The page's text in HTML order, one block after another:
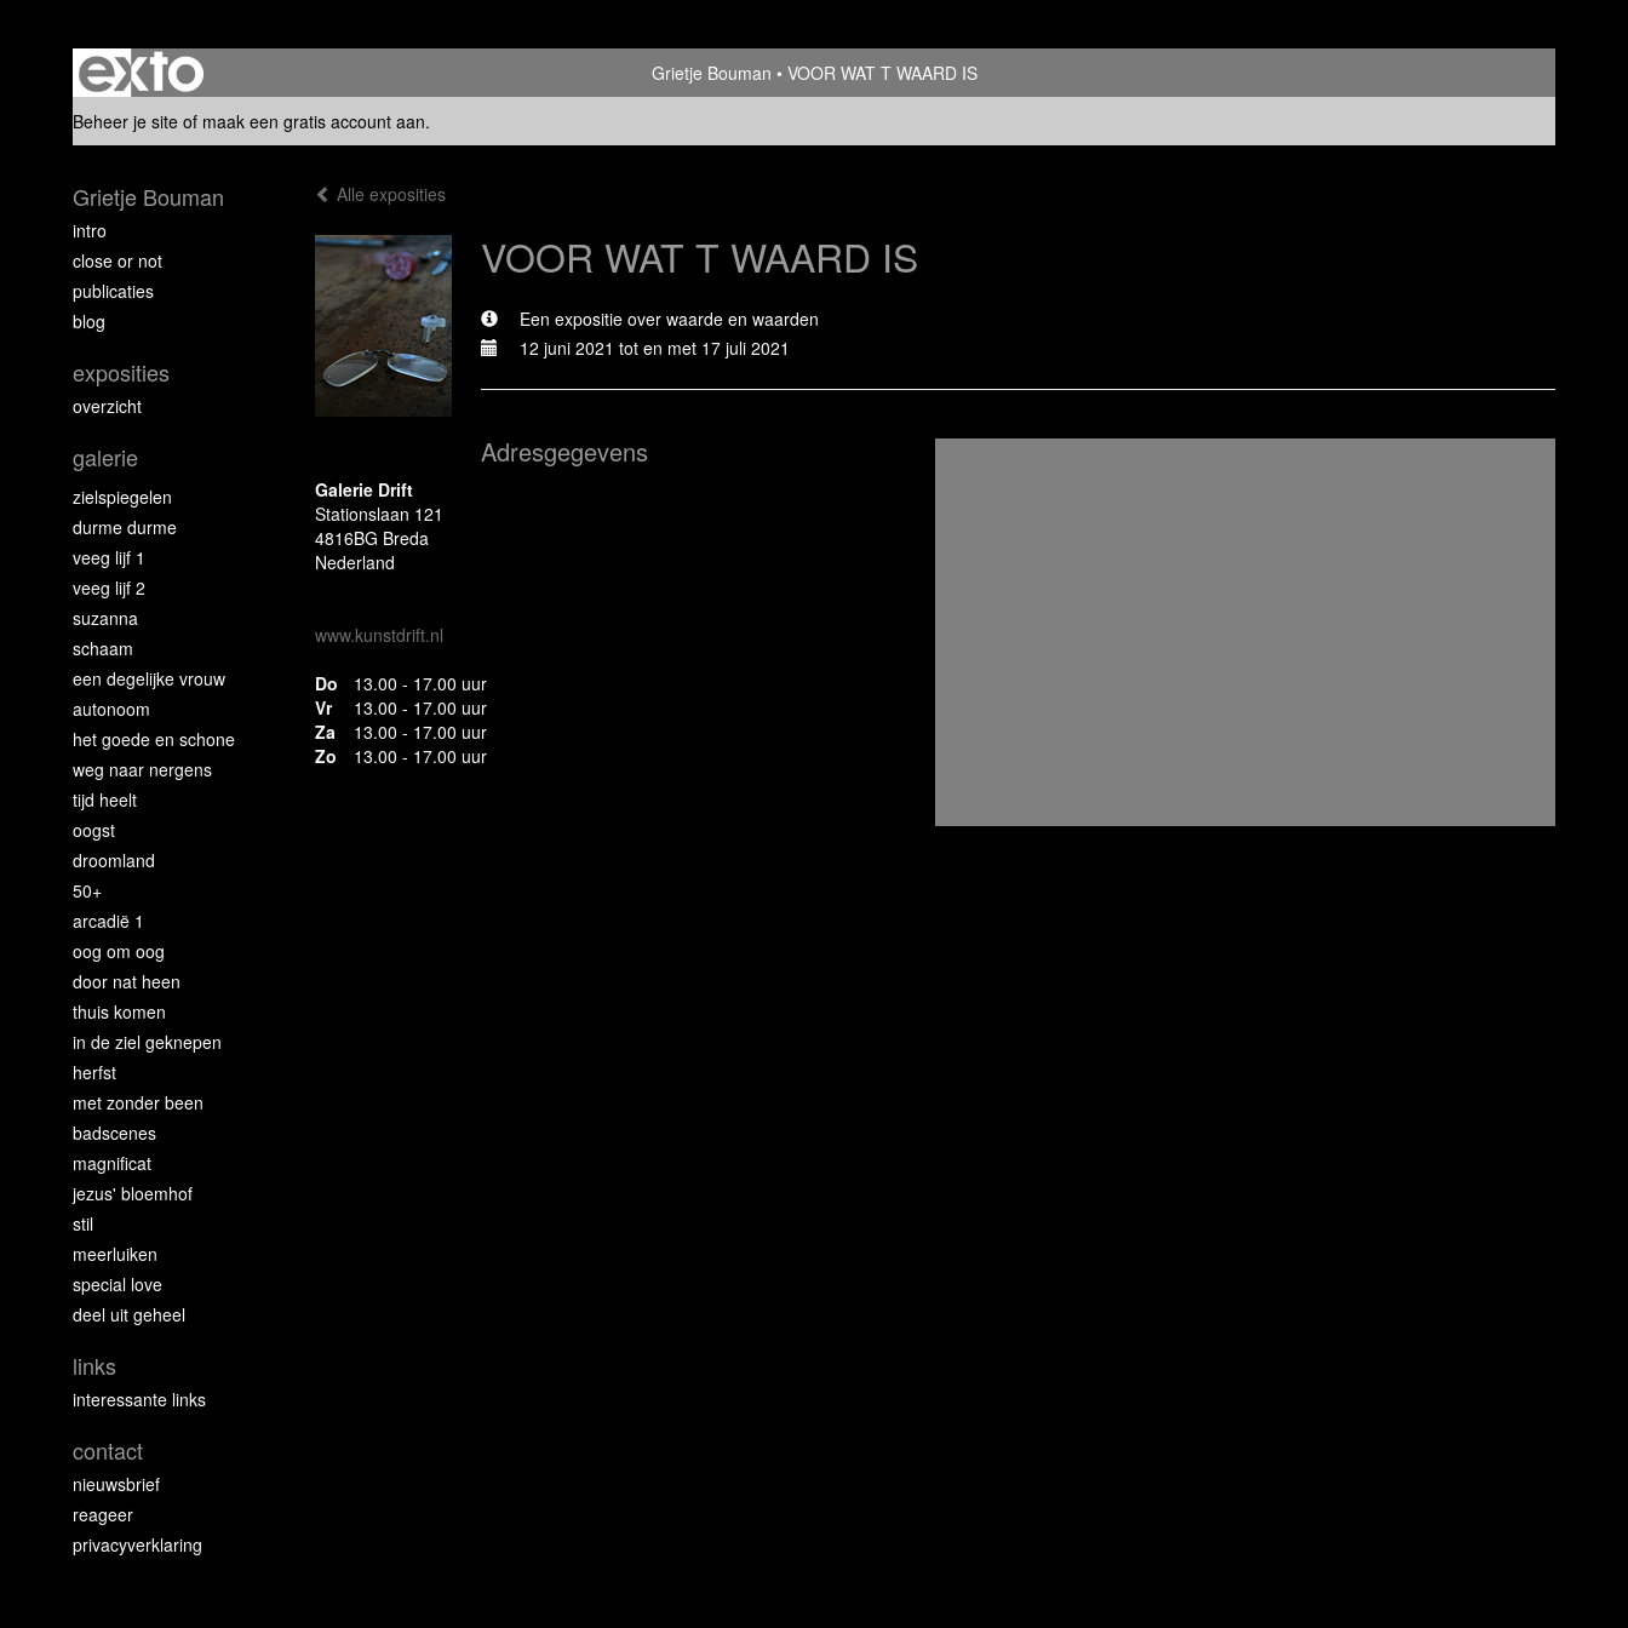
Grietje Bouman
VOOR WAT T WAARD IS
Beheer je site of maak een gratis account aan.
Alle exposities
VOOR WAT T WAARD IS
Een expositie over waarde en waarden
12 juni 2021 tot en met 17 juli 2021
Adresgegevens
Galerie Drift
Stationslaan 121
4816BG Breda
Nederland
www.kunstdrift.nl
Do
13.00 - 17.00 uur
Vr
13.00 - 17.00 uur
Za
13.00 - 17.00 uur
Zo
13.00 - 17.00 uur
Grietje Bouman
intro
close or not
publicaties
blog
exposities
overzicht
galerie
zielspiegelen
durme durme
veeg lijf 1
veeg lijf 2
suzanna
schaam
een degelijke vrouw
autonoom
het goede en schone
weg naar nergens
tijd heelt
oogst
droomland
50+
arcadië 1
oog om oog
door nat heen
thuis komen
in de ziel geknepen
herfst
met zonder been
badscenes
magnificat
jezus' bloemhof
stil
meerluiken
special love
deel uit geheel
links
interessante links
contact
nieuwsbrief
reageer
privacyverklaring